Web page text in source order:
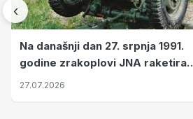
‹
Na današnji dan 27. srpnja 1991.
godine zrakoplovi JNA raketirali
su vojarnu i obučni centar "Nikola
27.07.2026